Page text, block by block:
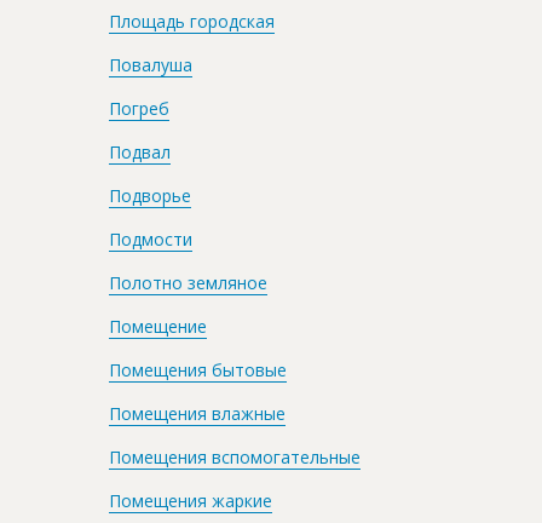
Площадь городская
Повалуша
Погреб
Подвал
Подворье
Подмости
Полотно земляное
Помещение
Помещения бытовые
Помещения влажные
Помещения вспомогательные
Помещения жаркие